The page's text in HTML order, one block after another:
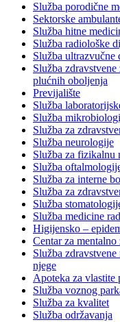
Služba porodične
Sektorske
Služba hitne
Služba radiološke
Služba ultrazvučne
Služba
plućnih oboljenja
Previjalište
Služba
Služba
Služba za
Služba neurologije
Služba za fizikalnu
Služba
Služba za interne
Služba za
Služba
Služba medicine
Higijensko –
Centar za
Služba
njege
Apoteka za vlastite
Služba voznog
Služba za kvalitet
Služba održavanja